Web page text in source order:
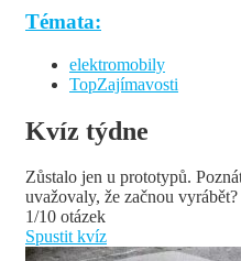
Témata:
elektromobily
TopZajímavosti
Kvíz týdne
Zůstalo jen u prototypů.
uvažovaly, že začnou vyrábět?
1/10 otázek
Spustit kvíz